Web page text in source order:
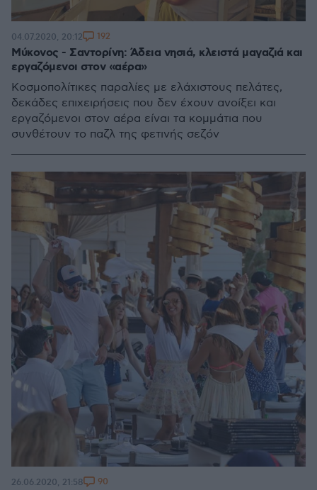
Μύκονος - Σαντορίνη: Άδεια νησιά, κλειστά μαγαζιά και
εργαζόμενοι στον «αέρα»
Κοσμοπολίτικες παραλίες με ελάχιστους πελάτες,
δεκάδες επιχειρήσεις που δεν έχουν ανοίξει και
εργαζόμενοι στον αέρα είναι τα κομμάτια που
συνθέτουν το παζλ της φετινής σεζόν
04.07.2020, 20:12 192
26.06.2020, 21:58 90